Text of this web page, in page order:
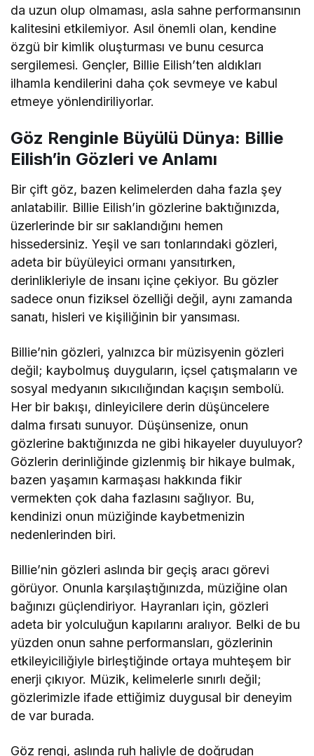
da uzun olup olmaması, asla sahne performansının
kalitesini etkilemiyor. Asıl önemli olan, kendine
özgü bir kimlik oluşturması ve bunu cesurca
sergilemesi. Gençler, Billie Eilish’ten aldıkları
ilhamla kendilerini daha çok sevmeye ve kabul
etmeye yönlendiriliyorlar.
Göz Renginle Büyülü Dünya: Billie
Eilish’in Gözleri ve Anlamı
Bir çift göz, bazen kelimelerden daha fazla şey
anlatabilir. Billie Eilish’in gözlerine baktığınızda,
üzerlerinde bir sır saklandığını hemen
hissedersiniz. Yeşil ve sarı tonlarındaki gözleri,
adeta bir büyüleyici ormanı yansıtırken,
derinlikleriyle de insanı içine çekiyor. Bu gözler
sadece onun fiziksel özelliği değil, aynı zamanda
sanatı, hisleri ve kişiliğinin bir yansıması.
Billie’nin gözleri, yalnızca bir müzisyenin gözleri
değil; kaybolmuş duyguların, içsel çatışmaların ve
sosyal medyanın sıkıcılığından kaçışın sembolü.
Her bir bakışı, dinleyicilere derin düşüncelere
dalma fırsatı sunuyor. Düşünsenize, onun
gözlerine baktığınızda ne gibi hikayeler duyuluyor?
Gözlerin derinliğinde gizlenmiş bir hikaye bulmak,
bazen yaşamın karmaşası hakkında fikir
vermekten çok daha fazlasını sağlıyor. Bu,
kendinizi onun müziğinde kaybetmenizin
nedenlerinden biri.
Billie’nin gözleri aslında bir geçiş aracı görevi
görüyor. Onunla karşılaştığınızda, müziğine olan
bağınızı güçlendiriyor. Hayranları için, gözleri
adeta bir yolculuğun kapılarını aralıyor. Belki de bu
yüzden onun sahne performansları, gözlerinin
etkileyiciliğiyle birleştiğinde ortaya muhteşem bir
enerji çıkıyor. Müzik, kelimelerle sınırlı değil;
gözlerimizle ifade ettiğimiz duygusal bir deneyim
de var burada.
Göz rengi, aslında ruh haliyle de doğrudan